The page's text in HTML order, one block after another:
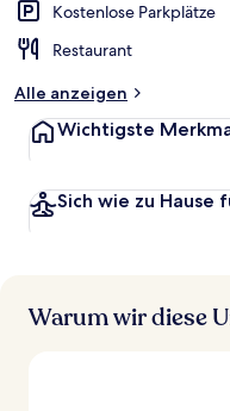
Kostenlose Parkplätze
Restaurant
Alle anzeigen
Wichtigste
Sich wie zu Hause
Warum wir diese